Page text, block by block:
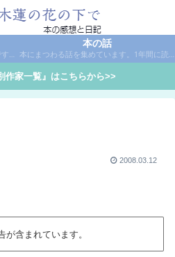
読んだ本の感想です。読んだ本の感想です。本は作家名で50音別に分類しています。
本の話
本にまつわる話を集めています。1年間に読んだ本の総括や、本に関する話題など。
作家一覧』はこちらから>>
2008.03.12
が含まれています。